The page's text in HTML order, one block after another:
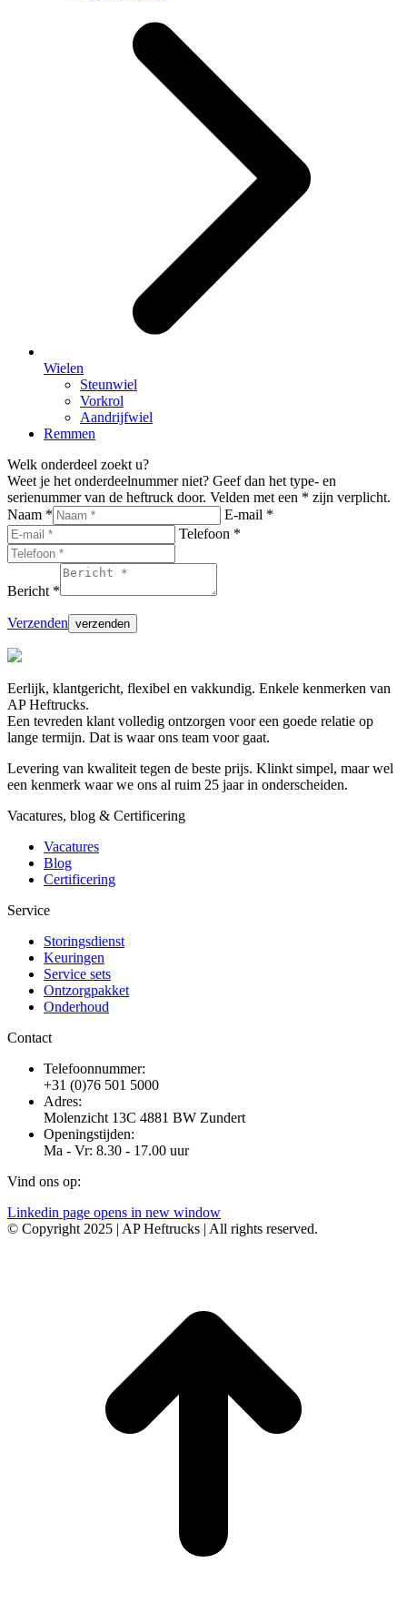
Wielen
Steunwiel
Vorkrol
Aandrijfwiel
Remmen
Welk onderdeel zoekt u?
Weet je het onderdeelnummer niet? Geef dan het type- en
serienummer van de heftruck door. Velden met een * zijn verplicht.
Naam *
E-mail *
Telefoon *
Bericht *
Verzenden
Eerlijk, klantgericht, flexibel en vakkundig. Enkele kenmerken van
AP Heftrucks.
Een tevreden klant volledig ontzorgen voor een goede relatie op
lange termijn. Dat is waar ons team voor gaat.
Levering van kwaliteit tegen de beste prijs. Klinkt simpel, maar wel
een kenmerk waar we ons al ruim 25 jaar in onderscheiden.
Vacatures, blog & Certificering
Vacatures
Blog
Certificering
Service
Storingsdienst
Keuringen
Service sets
Ontzorgpakket
Onderhoud
Contact
Telefoonnummer:
+31 (0)76 501 5000
Adres:
Molenzicht 13C 4881 BW Zundert
Openingstijden:
Ma - Vr: 8.30 - 17.00 uur
Vind ons op:
Linkedin page opens in new window
© Copyright 2025 | AP Heftrucks | All rights reserved.